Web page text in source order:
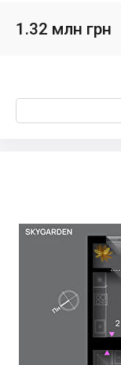
1.32 млн грн